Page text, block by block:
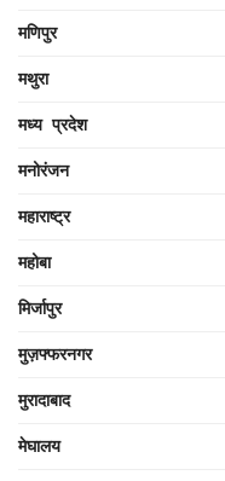
मणिपुर
मथुरा
मध्य प्रदेश
मनोरंजन
महाराष्ट्र
महोबा
मिर्जापुर
मुज़फ्फरनगर
मुरादाबाद
मेघालय